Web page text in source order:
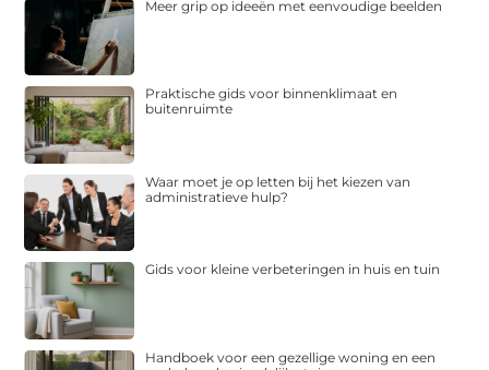
Meer grip op ideeën met eenvoudige beelden
Praktische gids voor binnenklimaat en
buitenruimte
Waar moet je op letten bij het kiezen van
administratieve hulp?
Gids voor kleine verbeteringen in huis en tuin
Handboek voor een gezellige woning en een